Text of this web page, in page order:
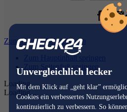
Unvergleichlich lecker
Mit dem Klick auf „geht klar”
Cookies ein verbessertes
kontinuierlich zu verbessern. So
Zum Hauptinhalt springen
Zum Hauptinhalt springen
Zum Seitenfuß springen
Loading...
Loading...